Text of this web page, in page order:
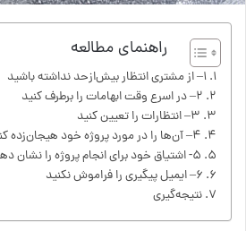
راهنمای مطالعه
۱– از مشتری انتظار بیش‌ازحد نداشته باشید
۲– در اسرع وقت ابهامات را برطرف کنید
۳– انتظارات را تعیین کنید
۴– آن‌ها را در مورد پروژه خود هیجان‌زده کنید
۵- اشتیاق خود برای انجام پروژه را نشان دهید
۶– ایمیل پیگیری را فراموش نکنید
نتیجه‌گیری